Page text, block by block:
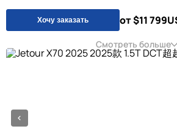
Хочу заказать от $11 799
Смотреть больше